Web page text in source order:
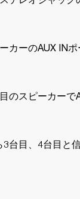
カーのAUX INポ
のスピーカーで
3台目、4台目と